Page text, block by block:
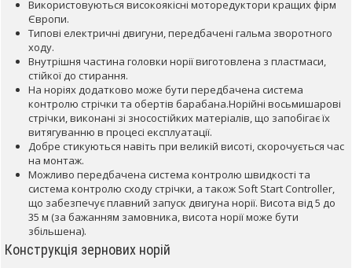
Використовуються високоякісні моторедуктори кращих фірм
Європи.
Типові електричні двигуни, передбачені гальма зворотного
ходу.
Внутрішня частина головки норії виготовлена ​​з пластмаси,
стійкої до стирання.
На норіях додатково може бути передбачена система
контролю стрічки та обертів барабана.Норійні восьмишарові
стрічки, виконані зі зносостійких матеріалів, що запобігає їх
витягуванню в процесі експлуатації.
Добре стикуються навіть при великій висоті, скорочується час
на монтаж.
Можливо передбачена система контролю швидкості та
система контролю сходу стрічки, а також Soft Start Controller,
що забезпечує плавний запуск двигуна норії. Висота від 5 до
35 м (за бажанням замовника, висота норії може бути
збільшена).
Конструкція зернових норій